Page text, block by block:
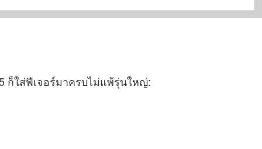
ก็ใส่ฟีเจอร์มาครบไม่แพ้รุ่นใหญ่: